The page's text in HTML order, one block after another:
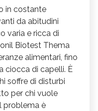
in costante
da abitudini
varia e ricca di
Biotest Thema
alimentari, fino
ciocca di capelli. È
soffre di disturbi
per chi vuole
problema è